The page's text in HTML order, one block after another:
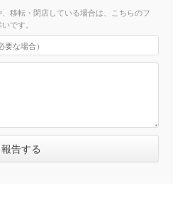
移転・閉店している場合は、こちらのフ
です。